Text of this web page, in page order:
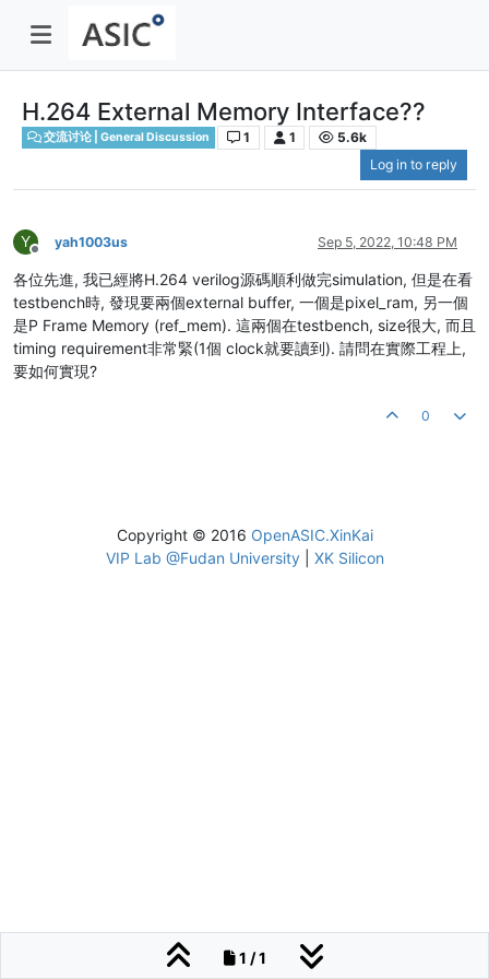
H.264 External Memory Interface??
交流讨论 | General Discussion 1 1
5.6k
Log in to reply
Y
Offline
yah1003us Sep 5, 2022, 10:48 PM
各位先進, 我已經將H.264 verilog源碼順利做完simulation, 但是在看
testbench時, 發現要兩個external buffer, 一個是pixel_ram, 另一個
是P Frame Memory (ref_mem). 這兩個在testbench, size很大, 而且
timing requirement非常緊(1個 clock就要讀到). 請問在實際工程上,
要如何實現?
0
1 / 1
Copyright © 2016 OpenASIC.XinKai
VIP Lab @Fudan University| XK Silicon